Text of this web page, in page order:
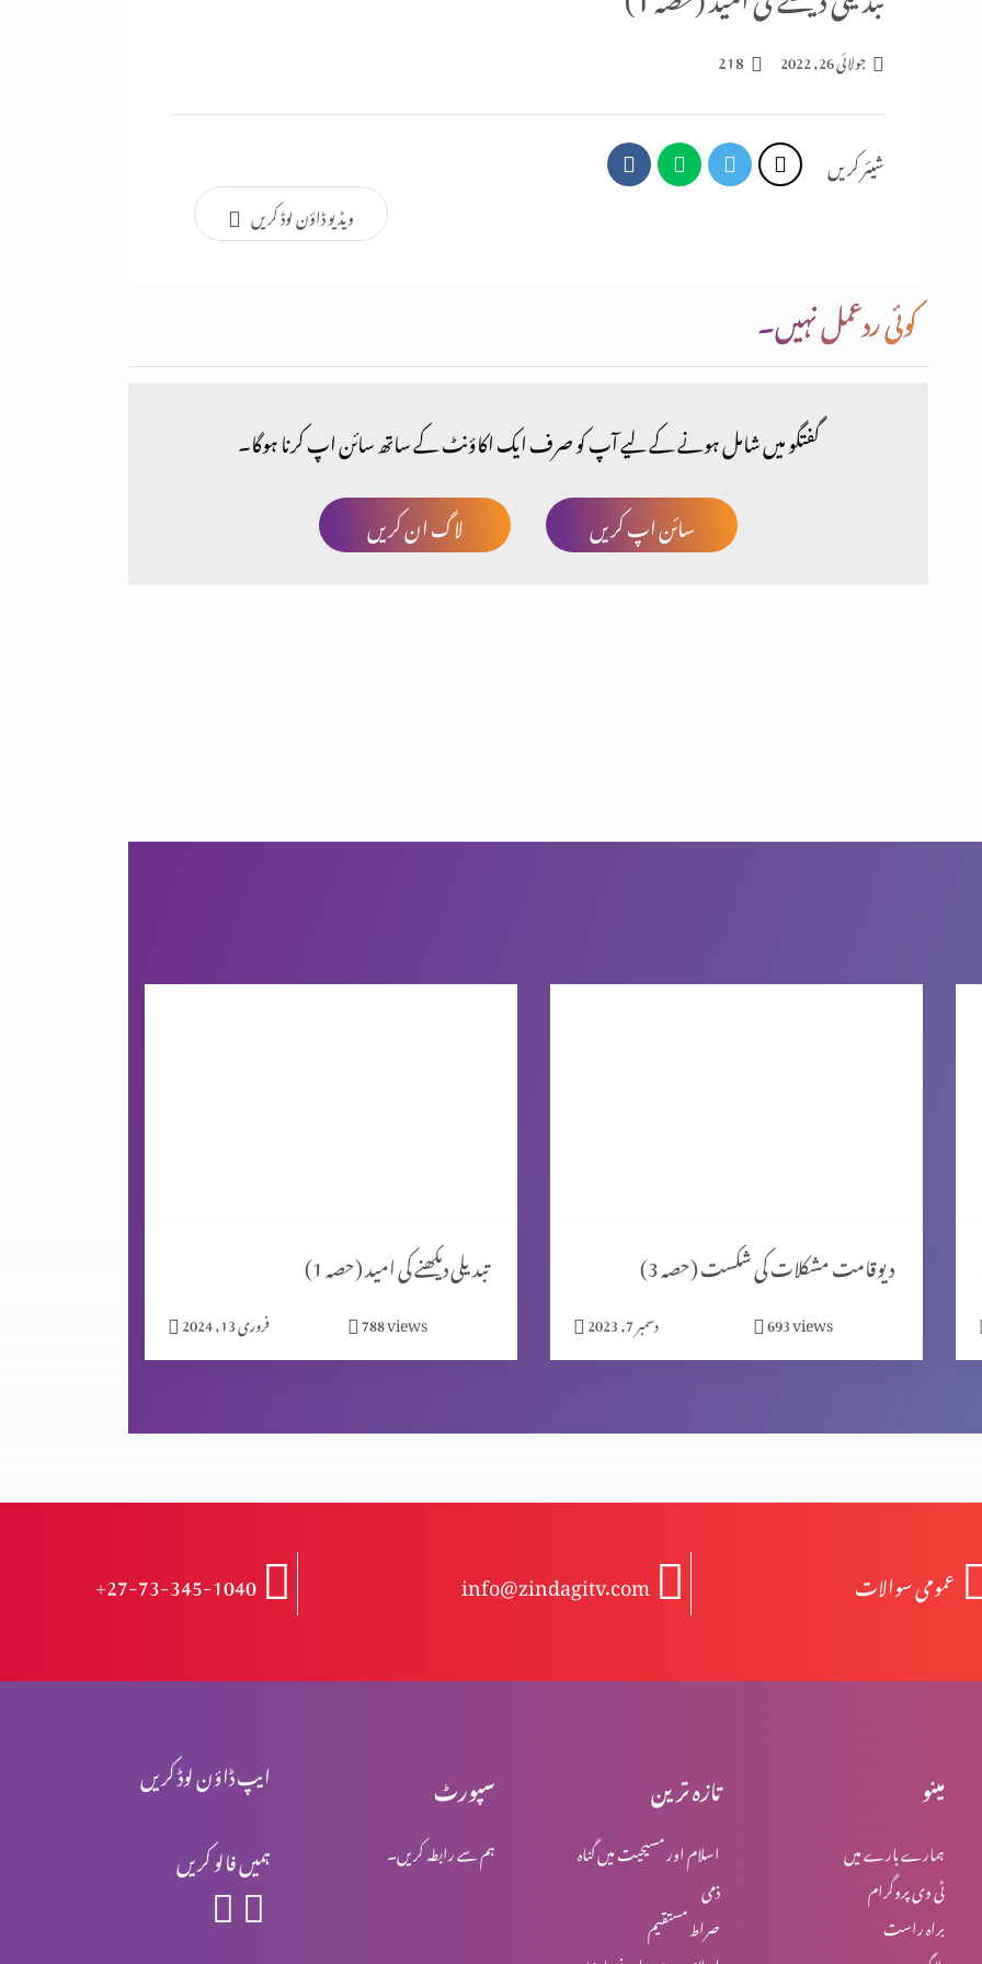
جولائی 26, 2022 218
شیئر کریں
ویڈیو ڈاؤن لوڈ کریں
کوئی ردعمل نہیں۔
گفتگو میں شامل ہونے کے لیے آپ کو صرف ایک اکاؤنٹ کے ساتھ سائن اپ کرنا ہوگا۔
لاگ ان کریں
سائن اپ کریں
تبدیلی دیکھنے کی امید (حصہ 1)
فروری 13, 2024 788views
دیوقامت مشکلات کی شکست (حصہ 3)
دسمبر 7, 2023 693views
+27-73-345-1040 info@zindagitv.com عمومی سوالات
ایپ ڈاؤن لوڈ کریں
ہمیں فالو کریں
سپورٹ
ہم سے رابطہ کریں۔
تازہ ترین
اسلام اور مسیحیت میں گناہ
ذمی
صراط مستقیم
مینو
ہمارے بارے میں
ٹی وی پروگرام
براہ راست